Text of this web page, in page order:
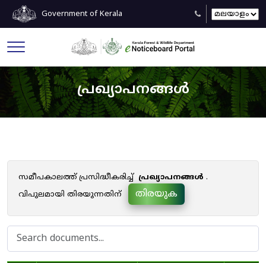
Government of Kerala
പ്രഖ്യാപനങ്ങൾ
സമീപകാലത്ത് പ്രസിദ്ധീകരിച്ച് പ്രഖ്യാപനങ്ങൾ .
വിപുലമായി തിരയുന്നതിന്
തിരയുക